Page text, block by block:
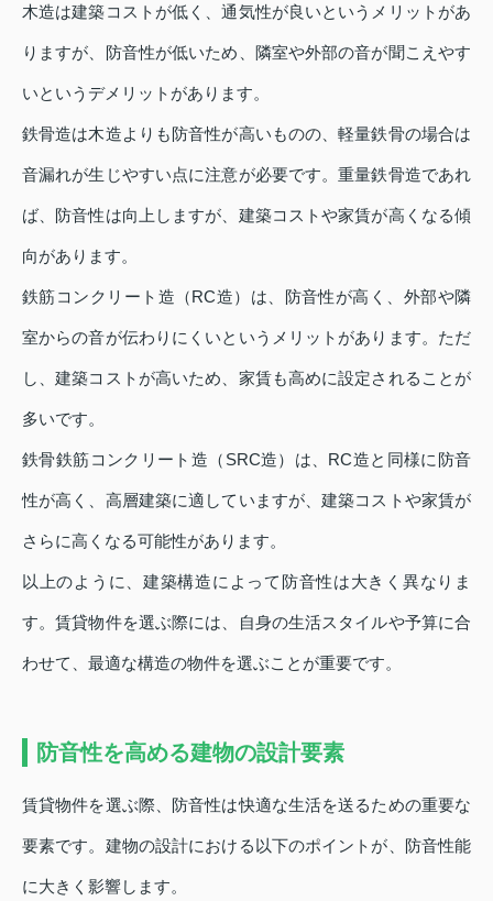
木造は建築コストが低く、通気性が良いというメリットがあ
りますが、防音性が低いため、隣室や外部の音が聞こえやす
いというデメリットがあります。
鉄骨造は木造よりも防音性が高いものの、軽量鉄骨の場合は
音漏れが生じやすい点に注意が必要です。重量鉄骨造であれ
ば、防音性は向上しますが、建築コストや家賃が高くなる傾
向があります。
鉄筋コンクリート造（RC造）は、防音性が高く、外部や隣
室からの音が伝わりにくいというメリットがあります。ただ
し、建築コストが高いため、家賃も高めに設定されることが
多いです。
鉄骨鉄筋コンクリート造（SRC造）は、RC造と同様に防音
性が高く、高層建築に適していますが、建築コストや家賃が
さらに高くなる可能性があります。
以上のように、建築構造によって防音性は大きく異なりま
す。賃貸物件を選ぶ際には、自身の生活スタイルや予算に合
わせて、最適な構造の物件を選ぶことが重要です。
防音性を高める建物の設計要素
賃貸物件を選ぶ際、防音性は快適な生活を送るための重要な
要素です。建物の設計における以下のポイントが、防音性能
に大きく影響します。